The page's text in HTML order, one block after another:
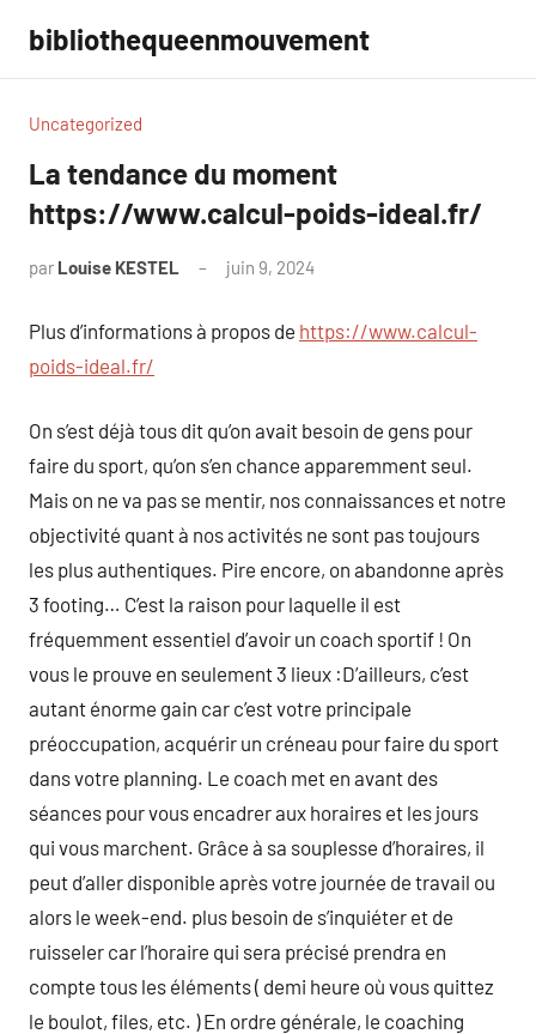
contenu
bibliothequeenmouvement
Uncategorized
La tendance du moment
https://www.calcul-poids-ideal.fr/
par Louise KESTEL juin 9, 2024
Plus d’informations à propos de https://www.calcul-
poids-ideal.fr/
On s’est déjà tous dit qu’on avait besoin de gens pour
faire du sport, qu’on s’en chance apparemment seul.
Mais on ne va pas se mentir, nos connaissances et notre
objectivité quant à nos activités ne sont pas toujours
les plus authentiques. Pire encore, on abandonne après
3 footing… C’est la raison pour laquelle il est
fréquemment essentiel d’avoir un coach sportif ! On
vous le prouve en seulement 3 lieux :D’ailleurs, c’est
autant énorme gain car c’est votre principale
préoccupation, acquérir un créneau pour faire du sport
dans votre planning. Le coach met en avant des
séances pour vous encadrer aux horaires et les jours
qui vous marchent. Grâce à sa souplesse d’horaires, il
peut d’aller disponible après votre journée de travail ou
alors le week-end. plus besoin de s’inquiéter et de
ruisseler car l’horaire qui sera précisé prendra en
compte tous les éléments ( demi heure où vous quittez
le boulot, files, etc. ) En ordre générale, le coaching